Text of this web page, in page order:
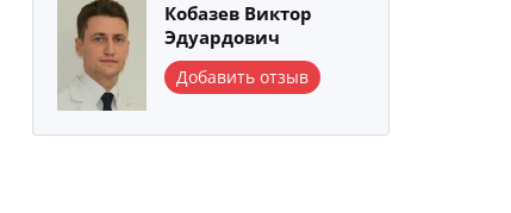
Кобазев Виктор
Эдуардович
Добавить отзыв